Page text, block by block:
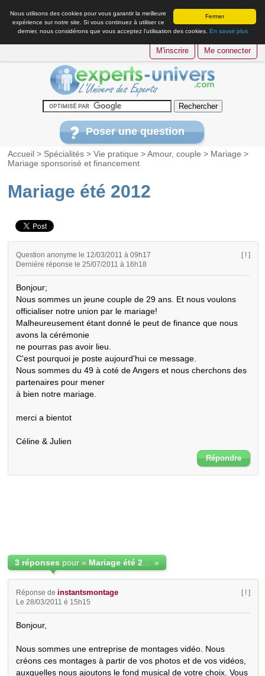
Fermer
Nous utilisons des cookies pour vous garantir la meilleure
expérience sur notre site. Si vous continuez à utiliser ce
dernier, nous considérons que vous acceptez l’utilisation des cookies. En savoir plus
M'inscrire Me connecter
Poser une question
Accueil > Spécialités >Vie pratique >Amour, couple > Mariage >
Mariage sponsorisé et financement
Mariage été 2012
Question anonyme le 12/03/2011 à 09h17
Dernière réponse le 25/07/2011 à 16h18
[ ! ]
Bonjour;
Nous sommes un jeune couple de 29 ans. Et nous voulons
officialiser notre union par le mariage!
Malheureusement étant donné le peut de finance que nous
avons la cérémonie
ne pourras pas avoir lieu.
C'est pourquoi je poste aujourd'hui ce message.
Nous sommes du 49 à coté de Angers et nous cherchons des
partenaires pour mener
à bien notre mariage.
merci a bientot
Céline & Julien
Répondre
3 réponses pour « »
Réponse deinstantsmontage
Le 28/03/2011 é 15h15
[ ! ]
Bonjour,
Nous sommes une entreprise de montages vidéo. Nous
créons ces montages à partir de vos photos et de vos vidéos,
auxquelles nous ajoutons le fond musical de votre choix. Vous